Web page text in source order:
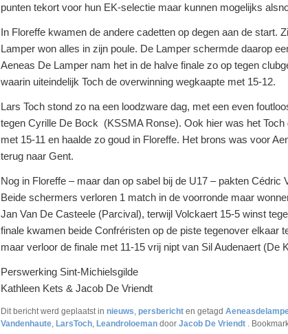
punten tekort voor hun EK-selectie maar kunnen mogelijks
In Floreffe kwamen de andere cadetten op degen aan de start.
Lamper won alles in zijn poule. De Lamper schermde daarop
Aeneas De Lamper nam het in de halve finale zo op tegen
waarin uiteindelijk Toch de overwinning wegkaapte met 15-12.
Lars Toch stond zo na een loodzware dag, met een even
tegen Cyrille De Bock (KSSMA Ronse). Ook hier was het
met 15-11 en haalde zo goud in Floreffe. Het brons was voor
terug naar Gent.
Nog in Floreffe – maar dan op sabel bij de U17 – pakten
Beide schermers verloren 1 match in de voorronde maar
Jan Van De Casteele (Parcival), terwijl Volckaert 15-5 winst
finale kwamen beide Confréristen op de piste tegenover elkaar
maar verloor de finale met 11-15 vrij nipt van Sil Audenaert (De
Perswerking Sint-Michielsgilde
Kathleen Kets & Jacob De Vriendt
Dit bericht werd geplaatst innieuws ,persbericht en getagd
Vandenhaute ,LarsToch ,Leandroloeman doorJacob De Vriendt .